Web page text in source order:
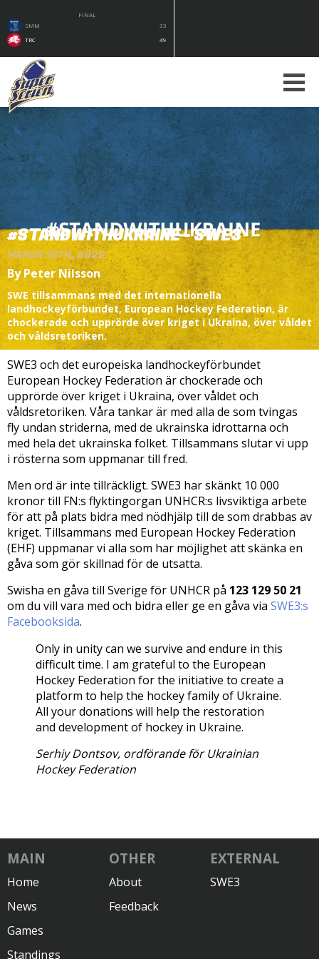
FINAL
SMM
33
TRC
49
#STANDWITHUKRAINE - SWE3
MARCH 10TH, 2022
By Peter Nilsson
SWE tillsammans med det internationella
landhockeyförbundet, European Hockey Federation, är
chockerade och upprörde över kriget i Ukraina, över våldet
och våldsretoriken.
SWE3 och det europeiska landhockeyförbundet
European Hockey Federation är chockerade och
upprörde över kriget i Ukraina, över våldet och
våldsretoriken. Våra tankar är med alla de som tvingas
fly undan striderna, med de ukrainska idrottarna och
med hela det ukrainska folket. Tillsammans slutar vi upp
i rösterna som uppmanar till fred.
Men ord är inte tillräckligt. SWE3 har skänkt 10 000
kronor till FN:s flyktingorgan UNHCR:s livsviktiga arbete
för att på plats bidra med nödhjälp till de som drabbas av
kriget. Tillsammans med European Hockey Federation
(EHF) uppmanar vi alla som har möjlighet att skänka en
gåva som gör skillnad för de utsatta.
Swisha en gåva till Sverige för UNHCR på 123 129 50 21
om du vill vara med och bidra eller ge en gåva via SWE3:s
Facebooksida.
Only in unity can we survive and endure in this
difficult time. I am grateful to the European
Hockey Federation for the initiative to create a
platform to help the hockey family of Ukraine.
All your donations will help the restoration
and development of hockey in Ukraine.
Serhiy Dontsov, ordförande för Ukrainian
Hockey Federation
MAIN
Home
News
Games
Standings
OTHER
About
Feedback
EXTERNAL
SWE3